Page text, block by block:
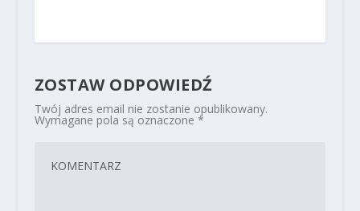
ZOSTAW ODPOWIEDŹ
Twój adres email nie zostanie opublikowany.
Wymagane pola są oznaczone *